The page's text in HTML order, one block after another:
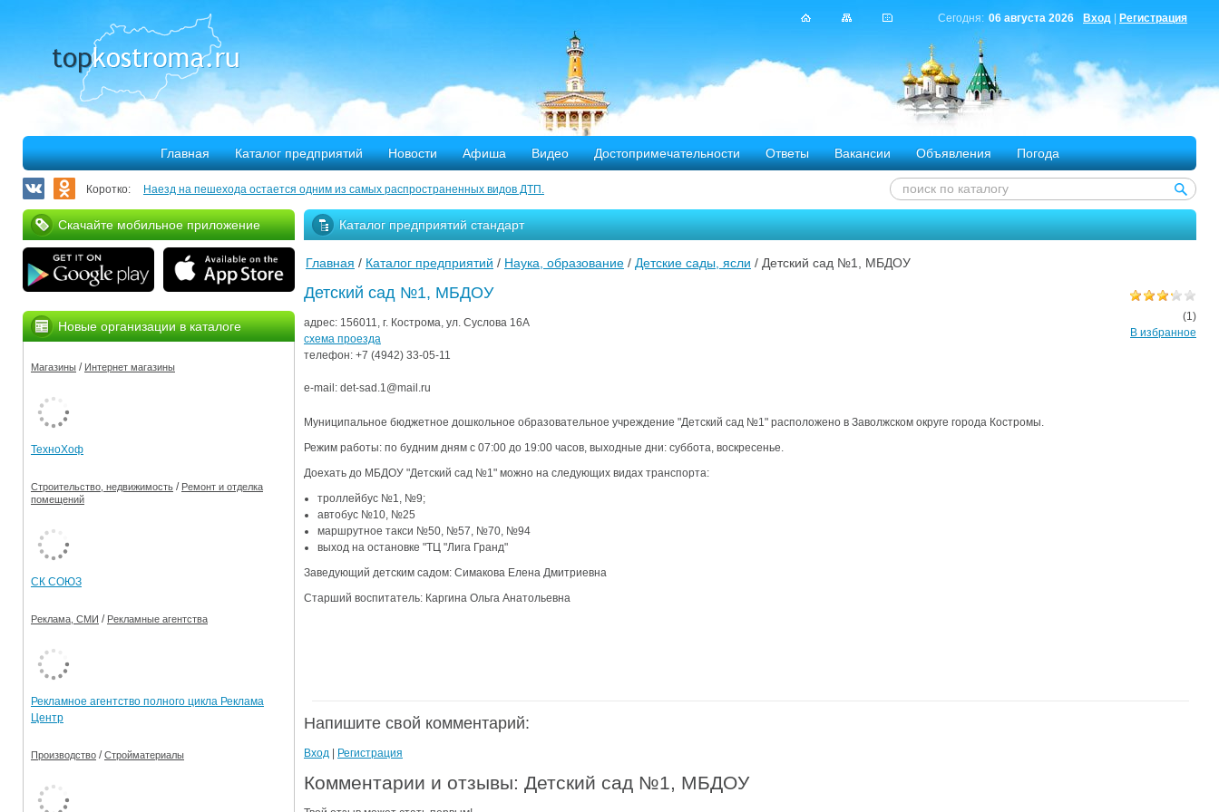
Вход Регистрация
Сегодня: 06 августа 2026
Главная Каталог предприятий Новости Афиша Видео Достопримечательности Ответы Вакансии Объявления Погода
Коротко: Наезд на пешехода остается одним из самых распространенных видов ДТП.
Запланирован ремонт более 40 километров областных дорог
В Костроме откроется выставка, посвященная 30-летию аварии на Чернобыльской АЭС
375 костромских семей улучшили свое благосостояние
Благотворительная программа «Мир без слез» приехала в Кострому.
Серьезное ДТП на Михалевском бульваре
За нарушение правил противопожарной безопасности оштрафовано 20 человек
Ограничения движения транспорта на майские праздники 2014
Каталог предприятий стандарт
Главная / Каталог предприятий / Наука, образование / Детские сады, ясли / Детский сад №1, МБДОУ
(1)
В избранное
Детский сад №1, МБДОУ
адрес: 156011​, г. Кострома, ул. Суслова​​ 16А
схема проезда
телефон: +7 (4942) 33-05-11
e-mail: det-sad.1@mail.ru​
Муниципальное бюджетное дошкольное образовательное учреждение "Детский сад №1" расположено в Заволжском округе города Костромы.
Режим работы: по будним дням с 07:00 до 19:00 часов, выходные дни: суббота, воскресенье.
Доехать до МБДОУ "Детский сад №1" можно на следующих видах транспорта:
троллейбус №1, №9;
автобус №10, №25
маршрутное такси №50, №57, №70, №94
выход на остановке "ТЦ "Лига Гранд​"​​
Заведующий детским садом:​​ Симакова Елена Дмитриевна
Старший воспитатель:​​ Каргина Ольга Анатольевна
Напишите свой комментарий:
Вход Регистрация
Комментарии и отзывы: Детский сад №1, МБДОУ
Скачайте мобильное приложение
Новые организации в каталоге
Магазины / Интернет магазины
ТехноХоф
Строительство, недвижимость / Ремонт и отделка
помещений
СК СОЮЗ
Реклама, СМИ / Рекламные агентства
Рекламное агентство полного цикла Реклама
Центр
Производство /Стройматериалы